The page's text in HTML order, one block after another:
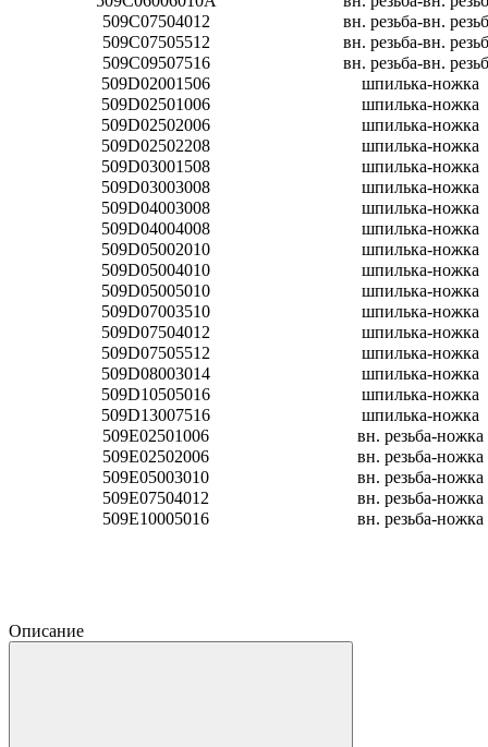
509C07504012
вн. резьба-вн.
509C07505512
вн. резьба-вн.
509C09507516
вн. резьба-вн.
509D02001506
шпилька-ножка
509D02501006
шпилька-ножка
509D02502006
шпилька-ножка
509D02502208
шпилька-ножка
509D03001508
шпилька-ножка
509D03003008
шпилька-ножка
509D04003008
шпилька-ножка
509D04004008
шпилька-ножка
509D05002010
шпилька-ножка
509D05004010
шпилька-ножка
509D05005010
шпилька-ножка
509D07003510
шпилька-ножка
509D07504012
шпилька-ножка
509D07505512
шпилька-ножка
509D08003014
шпилька-ножка
509D10505016
шпилька-ножка
509D13007516
шпилька-ножка
509E02501006
вн. резьба-ножка
509E02502006
вн. резьба-ножка
509E05003010
вн. резьба-ножка
509E07504012
вн. резьба-ножка
509E10005016
вн. резьба-ножка
Описание